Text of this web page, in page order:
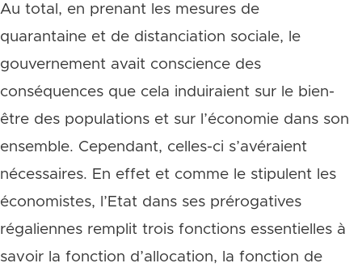
Au total, en prenant les mesures de
quarantaine et de distanciation sociale, le
gouvernement avait conscience des
conséquences que cela induiraient sur le bien-
être des populations et sur l’économie dans son
ensemble. Cependant, celles-ci s’avéraient
nécessaires. En effet et comme le stipulent les
économistes, l’Etat dans ses prérogatives
régaliennes remplit trois fonctions essentielles à
savoir la fonction d’allocation, la fonction de